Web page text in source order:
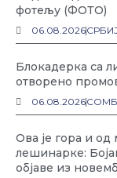
фотељу (ФОТО)
06.08.2026
Блокадерка са
отворено
06.08.2026
Ова је гора и
лешинарке:
објаве из